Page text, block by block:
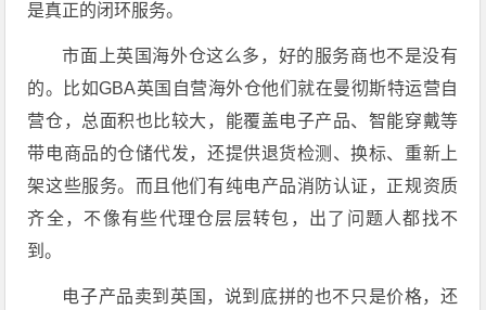
是真正的闭环服务。
市面上英国海外仓这么多，好的服务商也不是没有
的。比如GBA英国自营海外仓他们就在曼彻斯特运营自
营仓，总面积也比较大，能覆盖电子产品、智能穿戴等
带电商品的仓储代发，还提供退货检测、换标、重新上
架这些服务。而且他们有纯电产品消防认证，正规资质
齐全，不像有些代理仓层层转包，出了问题人都找不
到。
电子产品卖到英国，说到底拼的也不只是价格，还